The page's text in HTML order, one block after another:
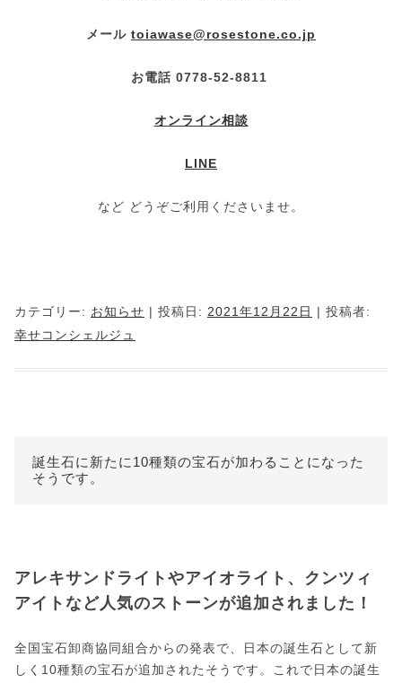
メール toiawase@rosestone.co.jp
お電話 0778-52-8811
オンライン相談
LINE
など どうぞご利用くださいませ。
カテゴリー: お知らせ | 投稿日: 2021年12月22日 | 投稿者:
幸せコンシェルジュ
誕生石に新たに10種類の宝石が加わることになった
そうです。
アレキサンドライトやアイオライト、クンツィ
アイトなど人気のストーンが追加されました！
全国宝石卸商協同組合からの発表で、日本の誕生石として新
しく10種類の宝石が追加されたそうです。これで日本の誕生